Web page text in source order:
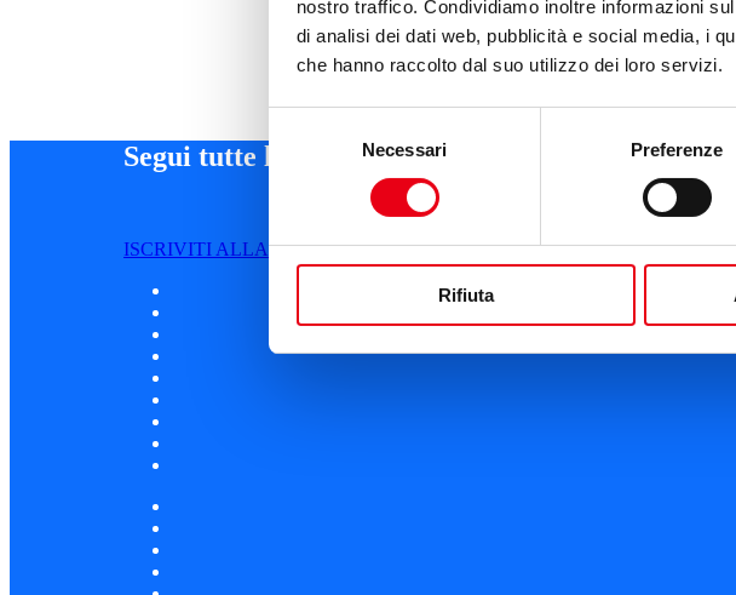
nostro traffico. Condividiamo inoltre informazioni
di analisi dei dati web, pubblicità e social media, i
che hanno raccolto dal suo utilizzo dei loro servizi.
del
Necessari Preferenze
Rifiuta
Concerto a
Leggi di più
Segui tutte le novità
ISCRIVITI ALLA NEWSLETTER